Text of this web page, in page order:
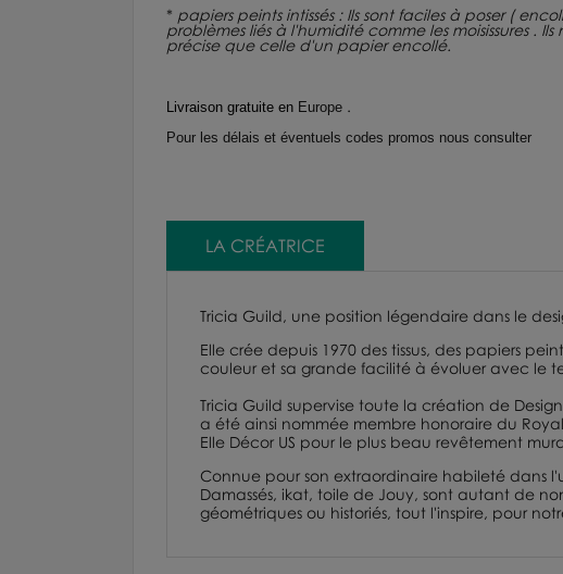
* papiers peints intissés : Ils sont faciles à poser (
problèmes liés à l'humidité comme les moisissures .
précise que celle d'un papier encollé.
Livraison gratuite en Europe .
Pour les délais et éventuels codes promos nous consulter
LA CRÉATRICE
Tricia Guild, une position légendaire dans le
Elle crée depuis 1970 des tissus, des papiers
couleur et sa grande facilité à évoluer avec le
Tricia Guild supervise toute la création de
a été ainsi nommée membre honoraire du
Elle Décor US pour le plus beau revêtement
Connue pour son extraordinaire habileté dans
Damassés, ikat, toile de Jouy, sont autant de
géométriques ou historiés, tout l'inspire, pour